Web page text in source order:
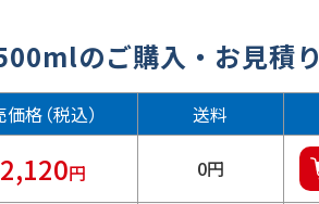
のご購入・お見積り
格（税込） 送料
円 0円